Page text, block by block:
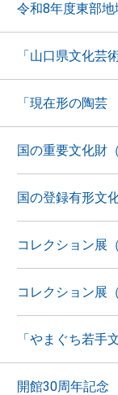
令和8年度東部
「山口県文化芸
「現在形の陶
国の重要文化財
国の登録有形文
コレクション展
コレクション展
「やまぐち若手
開館30周年記念